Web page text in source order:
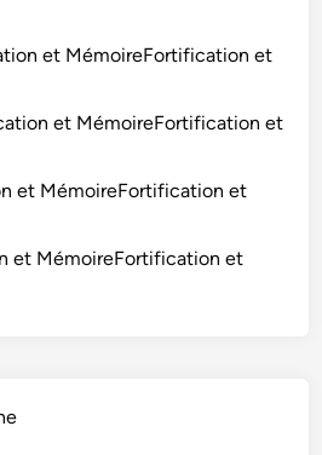
et MémoireFortification et
et MémoireFortification et
et MémoireFortification et
et MémoireFortification et